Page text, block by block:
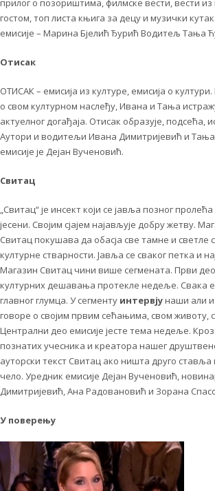
прилог о позориштима, филмске вести, вести
гостом, топ листа књига за децу и музички
емисије – Марина Бјелић Ђурић Водитељ Тања
Отисак
ОТИСАК – емисија из културе, емисија о
о свом културном наслеђу, Ивана и Тања
актуелног догађаја. Отисак образује, подсећа,
Аутори и водитељи Ивана Димитријевић и
емисије је Дејан Вученовић.
Свитац
„Свитац“ је инсект који се јавља позног
јесени. Својим сјајем најављује добру жетву.
Свитац покушава да обасја све тамне и светле
културне стварности. Јавља се сваког петка и
Магазин Свитац чини више сегмената. Први део
културних дешавања протекле недеље. Свака
главног глумца. У сегменту интервјунаши али
говоре о својим првим сећањима, свом животу,
Централни део емисије јесте тема недеље.
познатих учесника и креатора нашег
ауторски текст Свитац ако ништа друго ставља
чело. Уредник емисије Дејан Вученовић,
Димитријевић, Ана Радовановић и Зорана
У поверењу